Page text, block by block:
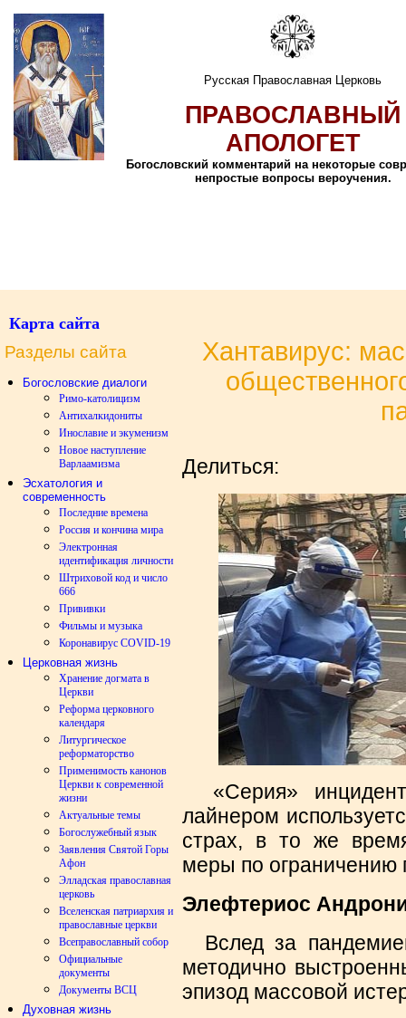
Русская Православная Церковь
ПРАВОСЛАВНЫЙ
АПОЛОГЕТ
Богословский комментарий на некоторые
непростые вопросы вероучения.
Карта сайта
Разделы сайта
Богословские диалоги
Римо-католицизм
Антихалкидониты
Инославие и экуменизм
Новое наступление
Варлаамизма
Эсхатология и
современность
Последние времена
Россия и кончина мира
Электронная
идентификация личности
Штриховой код и число
666
Прививки
Фильмы и музыка
Коронавирус COVID-19
Церковная жизнь
Хранение догмата в
Церкви
Реформа церковного
календаря
Литургическое
реформаторство
Применимость канонов
Церкви к современной
жизни
Актуальные темы
Богослужебный язык
Заявления Святой Горы
Афон
Элладская православная
церковь
Вселенская патриархия и
православные церкви
Всеправославный собор
Официальные
документы
Документы ВСЦ
Духовная жизнь
Хантавирус:
Делиться:
«Серия»
лайнером
страх, в то же
меры по ограничению
Элефтериос
Вслед за
методично
эпизод массовой